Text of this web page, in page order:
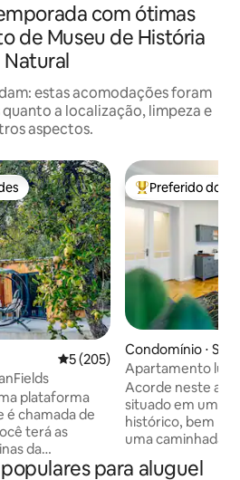
com ótimas
de Museu de História
Natural
estas acomodações foram
a localização, limpeza e
aspectos.
dos hóspedes
5 de uma avaliação média de
5 (205)
plataforma
é chamada de
terá as
da
Entre os
Preferido dos
Condomínio ⋅
Apartamento
minutos a pé da
Acorde neste
situado em um
histórico, bem no
uma caminhada
antes que ela
lugar
para aluguel